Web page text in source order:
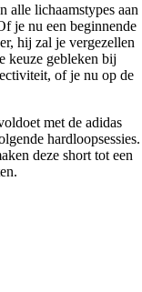
alle lichaamstypes aan
je nu een beginnende
hij zal je vergezellen
keuze gebleken bij
of je nu op de
met de adidas
hardloopsessies.
deze short tot een